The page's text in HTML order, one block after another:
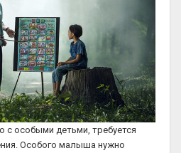
с особыми детьми, требуется
Особого малыша нужно